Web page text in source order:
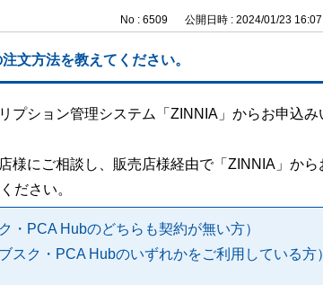
No : 6509 公開日時 : 2024/01/23 16:07
文方法を教えてください。
プション管理システム「ZINNIA」からお申込み
にご相談し、販売店様経由で「ZINNIA」から
ださい。
PCA Hubのどちらも契約が無い方）
ク・PCA Hubのいずれかをご利用している方）